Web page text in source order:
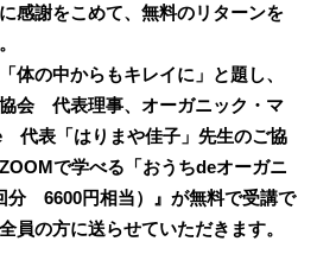
感謝をこめて、無料のリターンを
体の中からもキレイに」と題し、
会 代表理事、オーガニック・マ
代表「はりまや佳子」先生のご協
で学べる「おうちdeオーガニ
分 6600円相当）』が無料で受講で
員の方に送らせていただきます。